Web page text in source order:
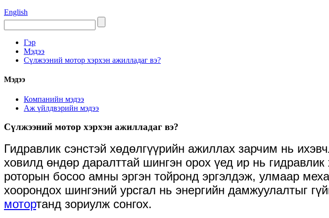
English
Гэр
Мэдээ
Сүлжээний мотор хэрхэн ажилладаг вэ?
Мэдээ
Компанийн мэдээ
Аж үйлдвэрийн мэдээ
Сүлжээний мотор хэрхэн ажилладаг вэ?
Гидравлик сэнстэй хөдөлгүүрийн ажиллах зарчим нь
ховилд өндөр даралттай шингэн орох үед ир нь
роторын босоо амны эргэн тойронд эргэлдэж, улмаар
хоорондох шингэний урсгал нь энергийн дамжуулалтыг
мотортанд зориулж сонгох.